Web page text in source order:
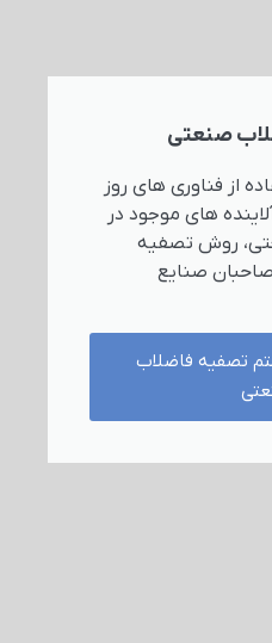
صنعتی
فناوری های روز
های موجود در
روش تصفیه
صنایع
فاضلاب